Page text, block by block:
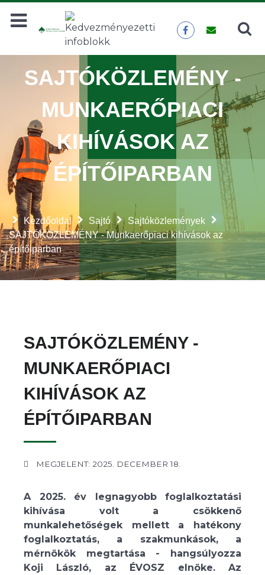
Keresés KERESÉS
Kezdőoldal Sajtó
Sajtóközlemények
SAJTÓKÖZLEMÉNY - Munkaerőpiaci kihívások az
építőiparban
SAJTÓKÖZLEMÉNY -
MUNKAERŐPIACI
KIHÍVÁSOK AZ
ÉPÍTŐIPARBAN
SAJTÓKÖZLEMÉNY -
MUNKAERŐPIACI
KIHÍVÁSOK AZ
ÉPÍTŐIPARBAN
MEGJELENT: 2025. DECEMBER 18.
A 2025. év legnagyobb foglalkoztatási
kihívása volt a csökkenő
munkalehetőségek mellett a hatékony
foglalkoztatás, a szakmunkások, a
mérnökök megtartása - hangsúlyozza
Koji László, az ÉVOSZ elnöke. Az